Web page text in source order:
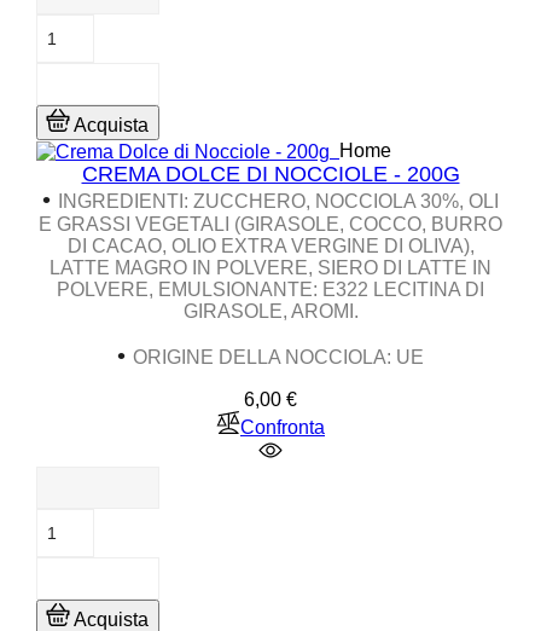
Acquista
Home
CREMA DOLCE DI NOCCIOLE - 200G
• INGREDIENTI : ZUCCHERO, NOCCIOLA 30%, OLI
E GRASSI VEGETALI (GIRASOLE, COCCO, BURRO
DI CACAO, OLIO EXTRA VERGINE DI OLIVA),
LATTE MAGRO IN POLVERE, SIERO DI LATTE IN
POLVERE, EMULSIONANTE: E322 LECITINA DI
GIRASOLE, AROMI.
• ORIGINE DELLA NOCCIOLA: UE
6,00 €Prezzo
Confronta
Acquista